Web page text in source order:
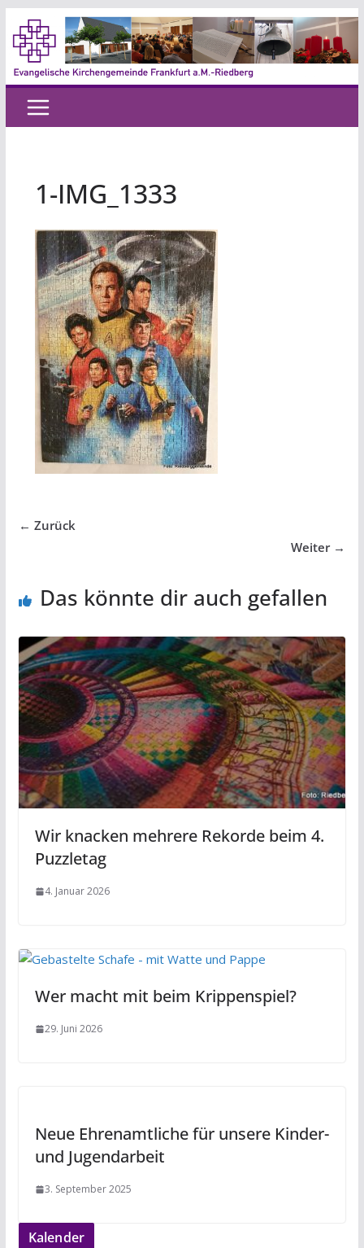
Zum
Inhalt
springen
1-IMG_1333
← Zurück
Weiter →
Das könnte dir auch gefallen
Wir knacken mehrere Rekorde beim 4.
Puzzletag
4. Januar 2026
Wer macht mit beim Krippenspiel?
29. Juni 2026
Neue Ehrenamtliche für unsere Kinder-
und Jugendarbeit
3. September 2025
Kalender